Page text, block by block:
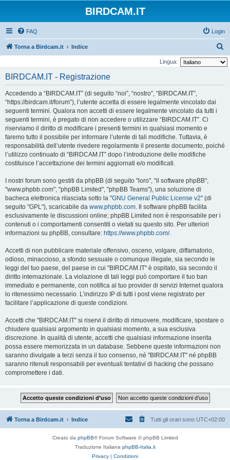
BIRDCAM.IT
FAQ Login
Torna a Birdcam.it Indice
e
Lingua:
BIRDCAM.IT - Registrazione
Accedendo a “BIRDCAM.IT” (di seguito “noi”, “nostro”, “BIRDCAM.IT”,
“https://birdcam.it/forum”), l’utente accetta di essere legalmente vincolato dai
seguenti termini. Qualora non accetti di essere legalmente vincolato da tutti i
seguenti termini, è pregato di non accedere o utilizzare “BIRDCAM.IT”. Ci
riserviamo il diritto di modificare i presenti termini in qualsiasi momento e
faremo tutto il possibile per informare l’utente di tali modifiche. Tuttavia, è
responsabilità dell’utente rivedere regolarmente il presente documento, poiché
l’utilizzo continuato di “BIRDCAM.IT” dopo l’introduzione delle modifiche
costituisce l’accettazione dei termini aggiornati e/o modificati.
I nostri forum sono gestiti da phpBB (di seguito "loro", "il software phpBB",
"www.phpbb.com", "phpBB Limited", "phpBB Teams"), una soluzione di
bacheca elettronica rilasciata sotto la "GNU General Public License v2" (di
seguito "GPL"), scaricabile da www.phpbb.com. Il software phpBB facilita
esclusivamente le discussioni online; phpBB Limited non è responsabile per i
contenuti o i comportamenti consentiti o vietati su questo sito. Per ulteriori
informazioni su phpBB, consultare: https://www.phpbb.com/.
Accetti di non pubblicare materiale offensivo, osceno, volgare, diffamatorio,
odioso, minaccioso, a sfondo sessuale o comunque illegale, sia secondo le
leggi del tuo paese, del paese in cui "BIRDCAM.IT" è ospitato, sia secondo il
diritto internazionale. La violazione di tali leggi può comportare il tuo ban
immediato e permanente, con notifica al tuo provider di servizi Internet qualora
lo ritenessimo necessario. L’indirizzo IP di tutti i post viene registrato per
facilitare l’applicazione di queste condizioni.
Accetti che "BIRDCAM.IT" si riservi il diritto di rimuovere, modificare, spostare o
chiudere qualsiasi argomento in qualsiasi momento, a sua esclusiva
discrezione. In qualità di utente, accetti che qualsiasi informazione inserita
possa essere memorizzata in un database. Sebbene queste informazioni non
saranno divulgate a terzi senza il tuo consenso, né "BIRDCAM.IT" né phpBB
saranno ritenuti responsabili per eventuali tentativi di hacking che possano
compromettere i dati.
Torna a Birdcam.it Indice Tutti gli orari sono UTC+02:00
Creato da phpBB® Forum Software © phpBB Limited
Traduzione Italiana phpBB-Italia.it
Privacy | Condizioni